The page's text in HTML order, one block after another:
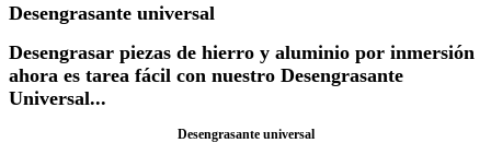
Desengrasante universal
Desengrasar piezas de hierro y aluminio por inmersión
ahora es tarea fácil con nuestro Desengrasante
Universal...
Desengrasante universal